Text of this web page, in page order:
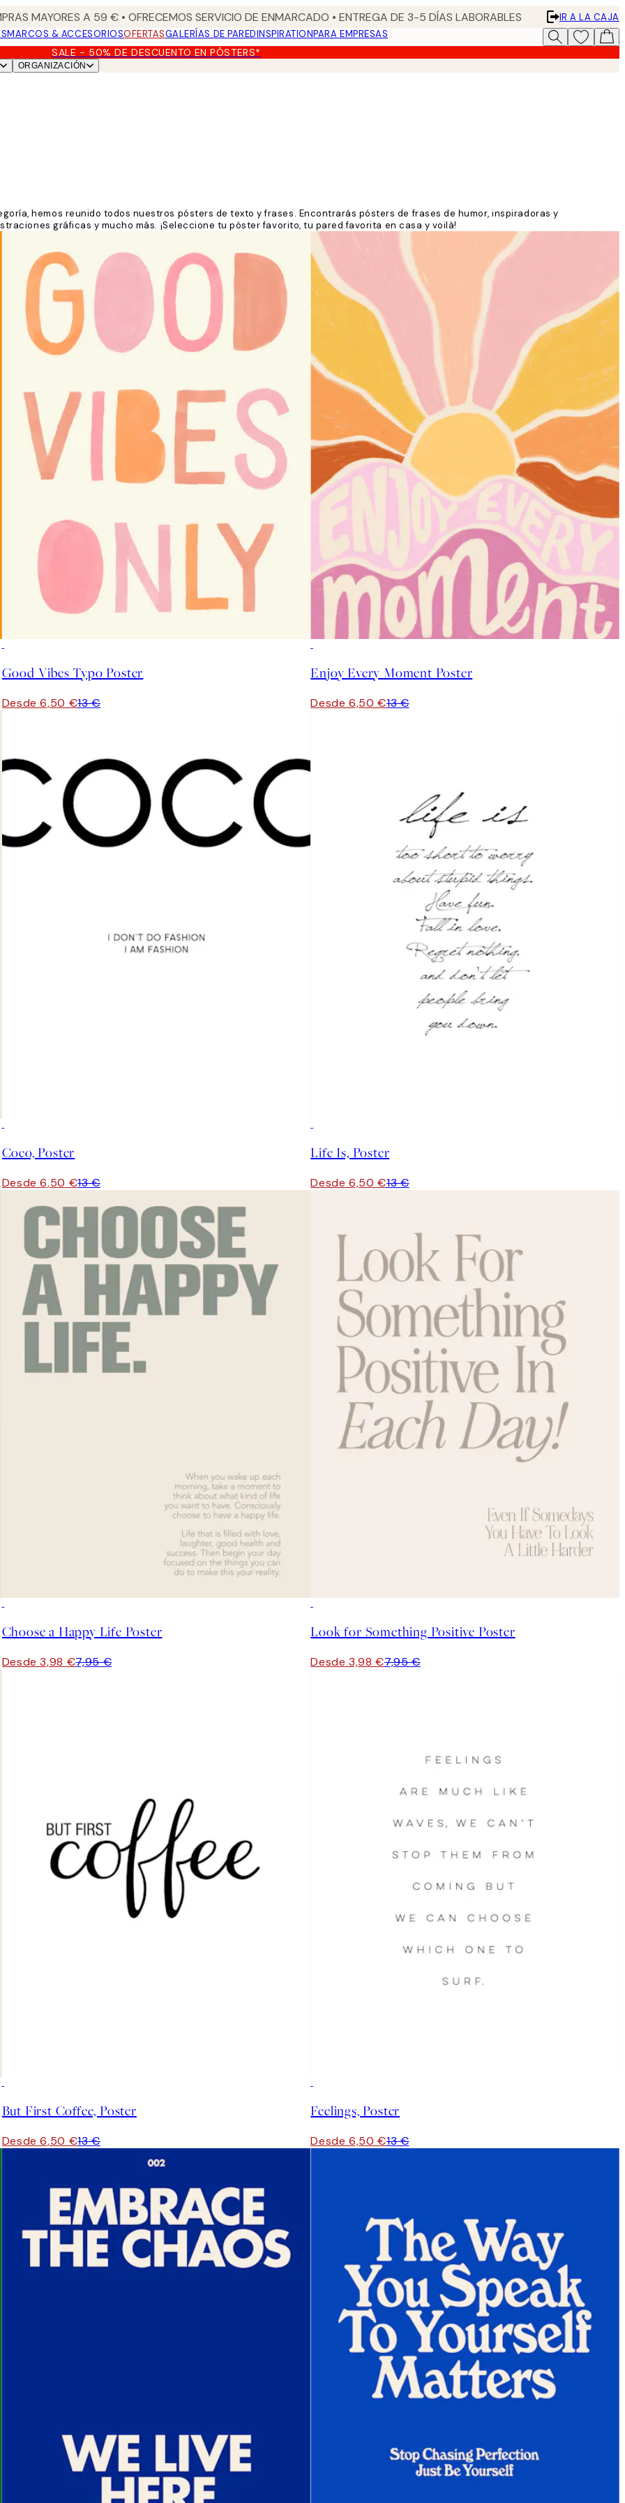
MAYORES A 59 € • OFRECEMOS SERVICIO DE ENMARCADO • ENTREGA DE 3-5 DÍAS LABORABLES
IR A LA CAJA
MARCOS & ACCESORIOSOFERTASGALERÍAS DE PAREDINSPIRATIONPARA EMPRESAS
SALE - 50% DE DESCUENTO EN PÓSTERS*
ORGANIZACIÓN
hemos reunido todos nuestros pósters de texto y frases. Encontrarás pósters de frases de humor, inspiradoras y
gráficas y mucho más. ¡Seleccione tu póster favorito, tu pared favorita en casa y voilà!
Good Vibes Typo Poster
Desde 6,50 €13 €
Enjoy Every Moment Poster
Desde 6,50 €13 €
Coco, Poster
Desde 6,50 €13 €
Life Is, Poster
Desde 6,50 €13 €
Choose a Happy Life Poster
Desde 3,98 €7,95 €
Look for Something Positive Poster
Desde 3,98 €7,95 €
But First Coffee, Poster
Desde 6,50 €13 €
Feelings, Poster
Desde 6,50 €13 €